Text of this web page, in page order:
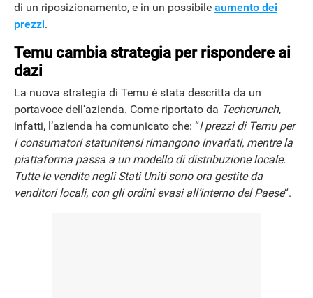
di un riposizionamento, e in un possibile aumento dei
prezzi.
Temu cambia strategia per rispondere ai
dazi
La nuova strategia di Temu è stata descritta da un
portavoce dell’azienda. Come riportato da Techcrunch,
infatti, l’azienda ha comunicato che: “I prezzi di Temu per
i consumatori statunitensi rimangono invariati, mentre la
piattaforma passa a un modello di distribuzione locale.
Tutte le vendite negli Stati Uniti sono ora gestite da
venditori locali, con gli ordini evasi all’interno del Paese“.